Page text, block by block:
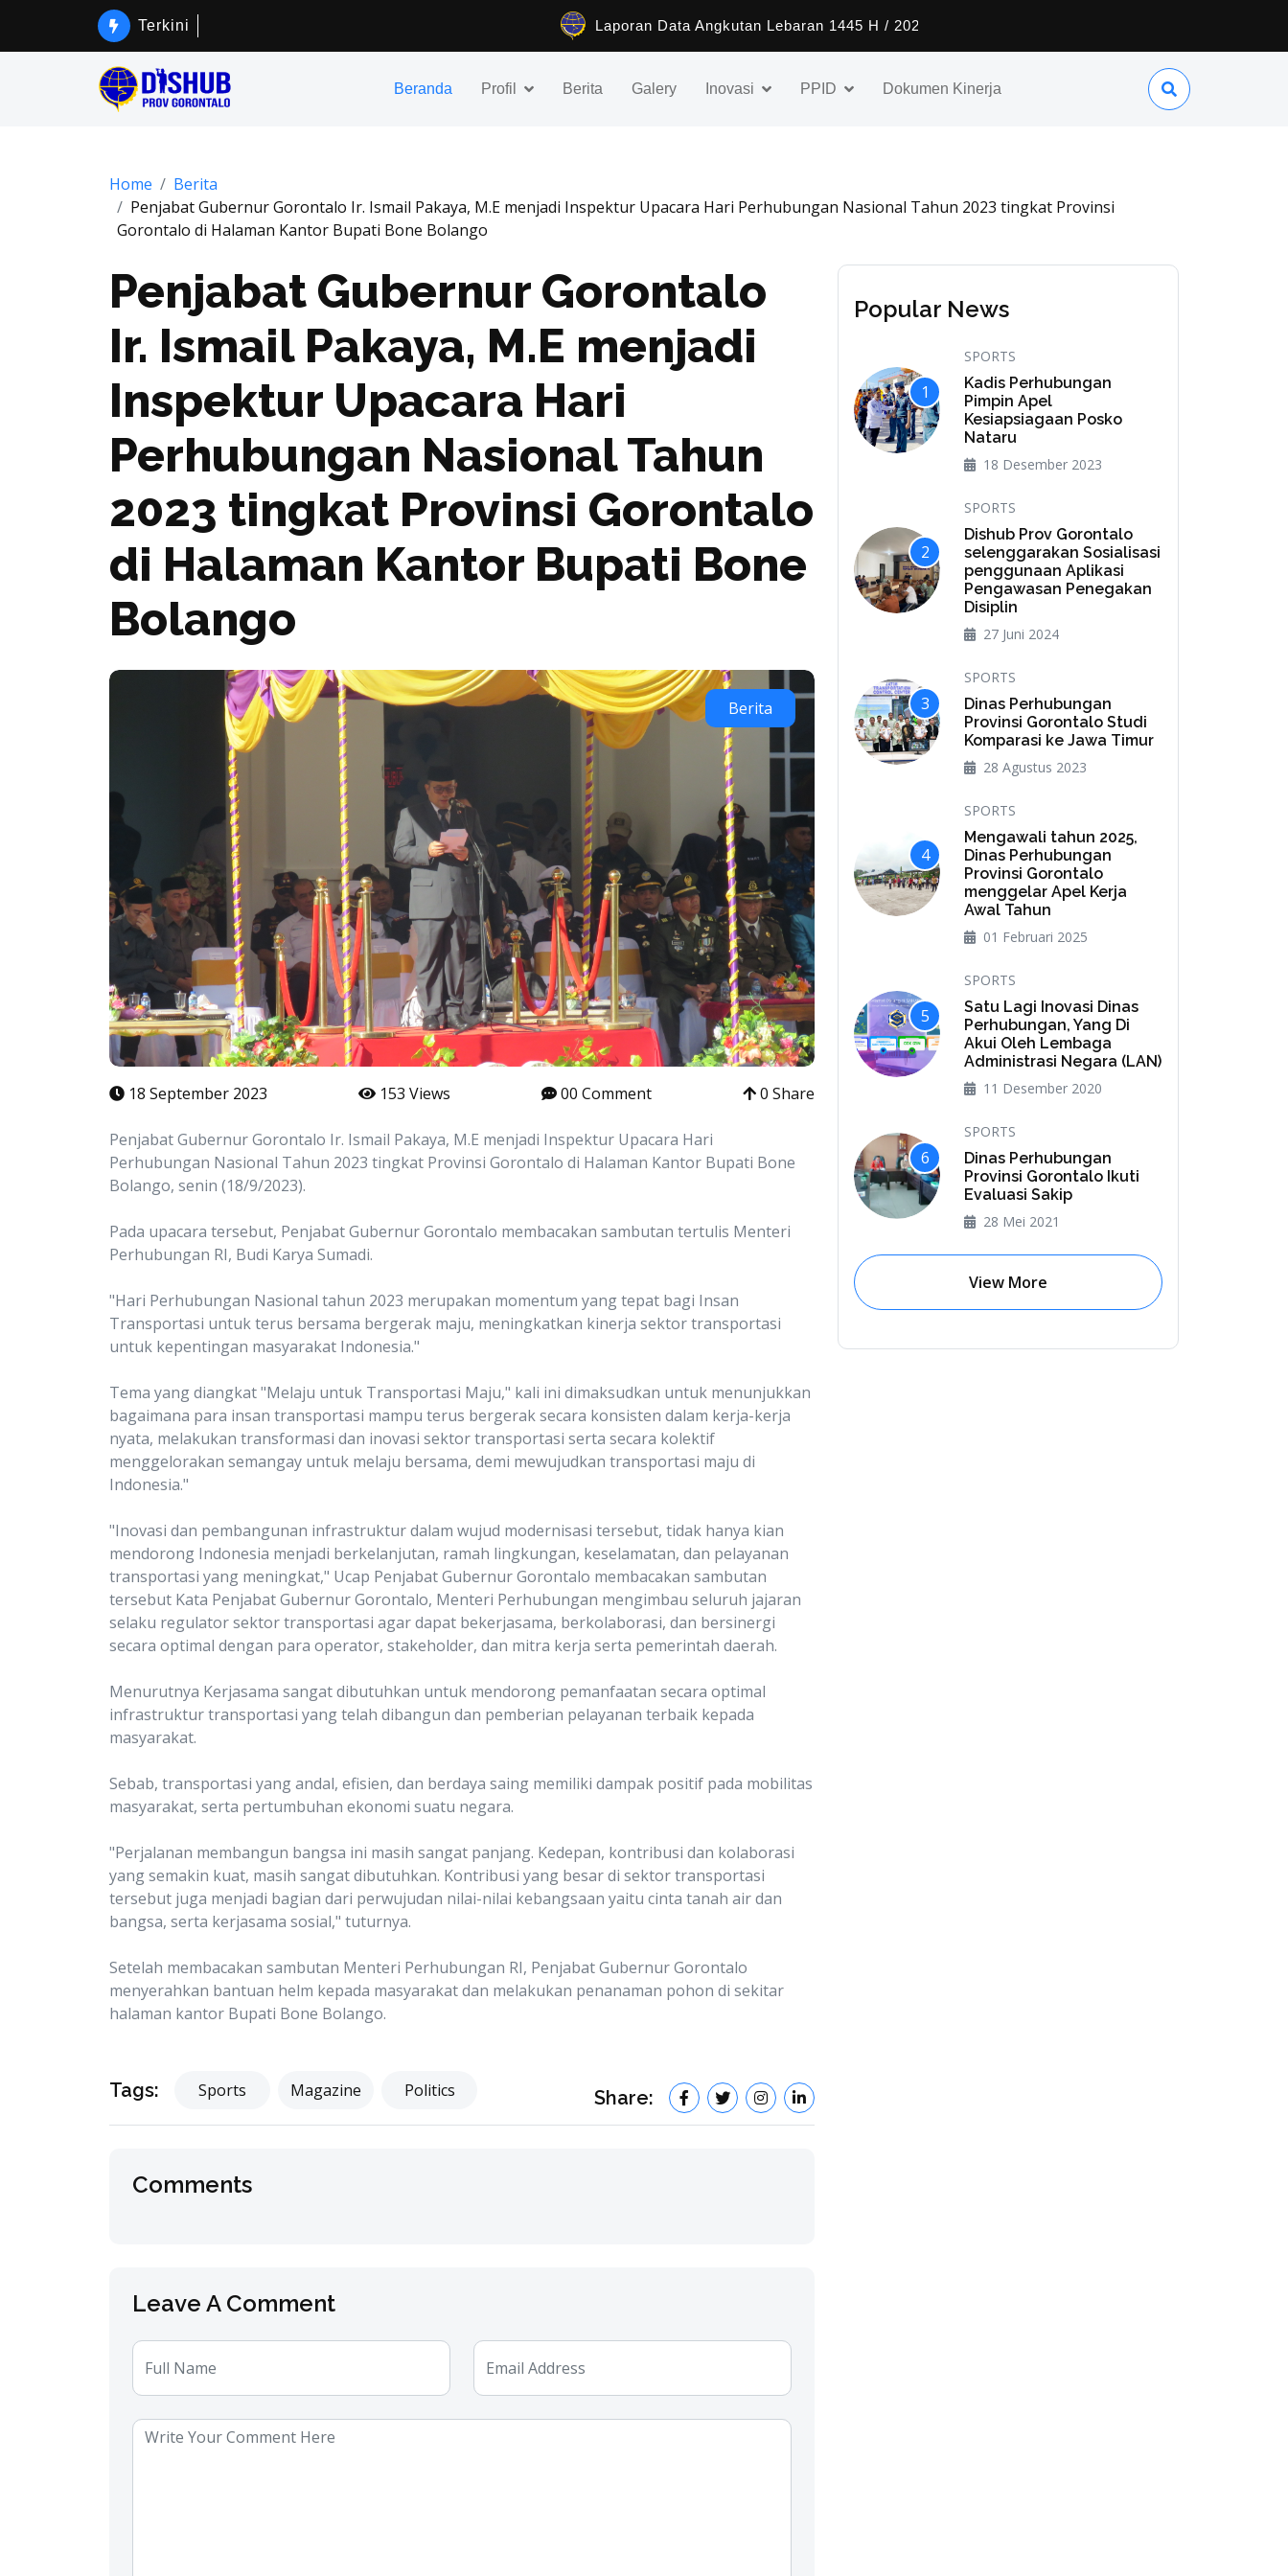
Terkini Laporan Data Angkutan Lebaran 1445 H / 2024 M
Beranda Profil Berita Galery Inovasi PPID Dokumen Kinerja
Home
Berita
Penjabat Gubernur Gorontalo Ir. Ismail Pakaya, M.E menjadi Inspektur Upacara Hari Perhubungan Nasional Tahun 2023 tingkat Provinsi
Gorontalo di Halaman Kantor Bupati Bone Bolango
Penjabat Gubernur Gorontalo
Ir. Ismail Pakaya, M.E menjadi
Inspektur Upacara Hari
Perhubungan Nasional Tahun
2023 tingkat Provinsi Gorontalo
di Halaman Kantor Bupati Bone
Bolango
Berita
18 September 2023 153 Views 00 Comment 0 Share
Penjabat Gubernur Gorontalo Ir. Ismail Pakaya, M.E menjadi Inspektur Upacara Hari
Perhubungan Nasional Tahun 2023 tingkat Provinsi Gorontalo di Halaman Kantor Bupati Bone
Bolango, senin (18/9/2023).
Pada upacara tersebut, Penjabat Gubernur Gorontalo membacakan sambutan tertulis Menteri
Perhubungan RI, Budi Karya Sumadi.
"Hari Perhubungan Nasional tahun 2023 merupakan momentum yang tepat bagi Insan
Transportasi untuk terus bersama bergerak maju, meningkatkan kinerja sektor transportasi
untuk kepentingan masyarakat Indonesia."
Tema yang diangkat "Melaju untuk Transportasi Maju," kali ini dimaksudkan untuk menunjukkan
bagaimana para insan transportasi mampu terus bergerak secara konsisten dalam kerja-kerja
nyata, melakukan transformasi dan inovasi sektor transportasi serta secara kolektif
menggelorakan semangay untuk melaju bersama, demi mewujudkan transportasi maju di
Indonesia."
"Inovasi dan pembangunan infrastruktur dalam wujud modernisasi tersebut, tidak hanya kian
mendorong Indonesia menjadi berkelanjutan, ramah lingkungan, keselamatan, dan pelayanan
transportasi yang meningkat," Ucap Penjabat Gubernur Gorontalo membacakan sambutan
tersebut Kata Penjabat Gubernur Gorontalo, Menteri Perhubungan mengimbau seluruh jajaran
selaku regulator sektor transportasi agar dapat bekerjasama, berkolaborasi, dan bersinergi
secara optimal dengan para operator, stakeholder, dan mitra kerja serta pemerintah daerah.
Menurutnya Kerjasama sangat dibutuhkan untuk mendorong pemanfaatan secara optimal
infrastruktur transportasi yang telah dibangun dan pemberian pelayanan terbaik kepada
masyarakat.
Sebab, transportasi yang andal, efisien, dan berdaya saing memiliki dampak positif pada mobilitas
masyarakat, serta pertumbuhan ekonomi suatu negara.
"Perjalanan membangun bangsa ini masih sangat panjang. Kedepan, kontribusi dan kolaborasi
yang semakin kuat, masih sangat dibutuhkan. Kontribusi yang besar di sektor transportasi
tersebut juga menjadi bagian dari perwujudan nilai-nilai kebangsaan yaitu cinta tanah air dan
bangsa, serta kerjasama sosial," tuturnya.
Setelah membacakan sambutan Menteri Perhubungan RI, Penjabat Gubernur Gorontalo
menyerahkan bantuan helm kepada masyarakat dan melakukan penanaman pohon di sekitar
halaman kantor Bupati Bone Bolango.
Tags: Sports Magazine Politics Share:
Comments
Leave A Comment
Popular News
1
SPORTS
Kadis Perhubungan
Pimpin Apel
Kesiapsiagaan Posko
Nataru
18 Desember 2023
2
SPORTS
Dishub Prov Gorontalo
selenggarakan Sosialisasi
penggunaan Aplikasi
Pengawasan Penegakan
Disiplin
27 Juni 2024
3
SPORTS
Dinas Perhubungan
Provinsi Gorontalo Studi
Komparasi ke Jawa Timur
28 Agustus 2023
4
SPORTS
Mengawali tahun 2025,
Dinas Perhubungan
Provinsi Gorontalo
menggelar Apel Kerja
Awal Tahun
01 Februari 2025
5
SPORTS
Satu Lagi Inovasi Dinas
Perhubungan, Yang Di
Akui Oleh Lembaga
Administrasi Negara (LAN)
11 Desember 2020
6
SPORTS
Dinas Perhubungan
Provinsi Gorontalo Ikuti
Evaluasi Sakip
28 Mei 2021
View More